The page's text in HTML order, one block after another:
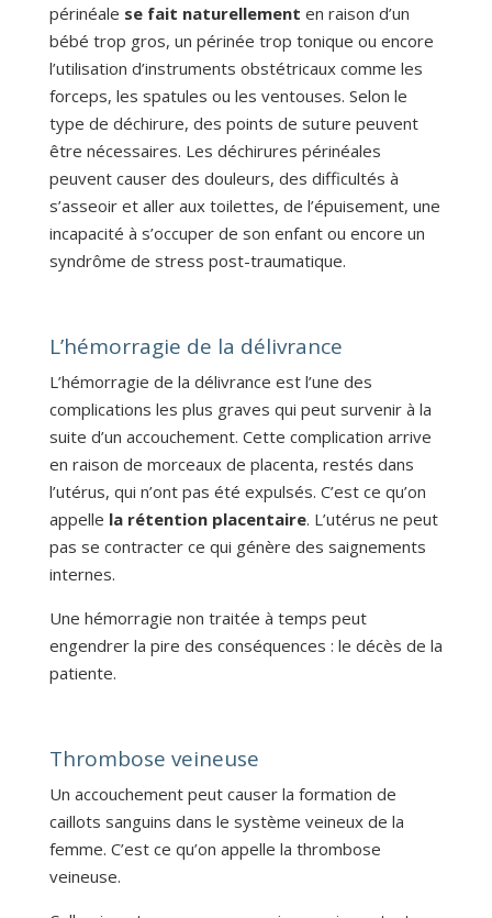
périnéale se fait naturellement en raison d’un
bébé trop gros, un périnée trop tonique ou encore
l’utilisation d’instruments obstétricaux comme les
forceps, les spatules ou les ventouses. Selon le
type de déchirure, des points de suture peuvent
être nécessaires. Les déchirures périnéales
peuvent causer des douleurs, des difficultés à
s’asseoir et aller aux toilettes, de l’épuisement, une
incapacité à s’occuper de son enfant ou encore un
syndrôme de stress post-traumatique.
L’hémorragie de la délivrance
L’hémorragie de la délivrance est l’une des
complications les plus graves qui peut survenir à la
suite d’un accouchement. Cette complication arrive
en raison de morceaux de placenta, restés dans
l’utérus, qui n’ont pas été expulsés. C’est ce qu’on
appelle la rétention placentaire. L’utérus ne peut
pas se contracter ce qui génère des saignements
internes.
Une hémorragie non traitée à temps peut
engendrer la pire des conséquences : le décès de la
patiente.
Thrombose veineuse
Un accouchement peut causer la formation de
caillots sanguins dans le système veineux de la
femme. C’est ce qu’on appelle la thrombose
veineuse.